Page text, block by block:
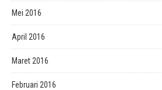
Mei 2016
April 2016
Maret 2016
Februari 2016